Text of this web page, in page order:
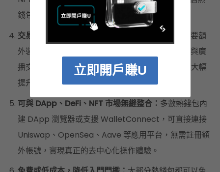
立即開戶賺U
錢包就能管理所有資產。
交易速度快，適合日常小額操作：
相較於冷錢包需要額
外裝置簽名，熱錢包能直接在手機或電腦完成簽署與廣
播交易，無論轉帳或連接 DApp，都能快速完成，大幅
提升使用效率。
可與 DApp、DeFi、NFT 市場無縫整合： 多數熱錢包內
建 DApp 瀏覽器或支援 WalletConnect，可直接連接
Uniswap、OpenSea、Aave 等應用平台，無需註冊額
外帳號，實現真正的去中心化操作體驗。